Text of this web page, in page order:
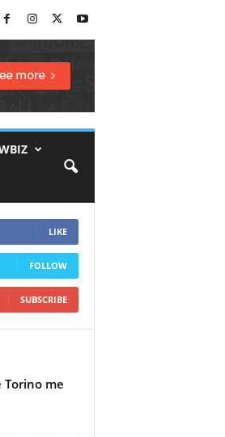
LIKE
FOLLOW
SUBSCRIBE
me